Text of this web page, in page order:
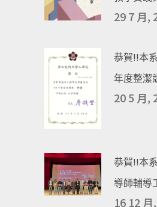
29 7 月,
恭賀!!本
年度整潔
20 5 月,
恭賀!!本
導師輔導
16 12 月